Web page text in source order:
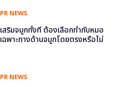
PR NEWS
เสริมจมูกทั้งที ต้องเลือกทำกับหมอ
เฉพาะทางด้านจมูกโดยตรงหรือไม่
PR NEWS